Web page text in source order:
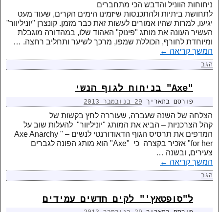
ניחוחות הווניל והדבש הכי מתחברים
לתחושת ביתיות ולהתכנסות שיזמינו הימים הקרים, שעוד מעט
יגיעו, למרות שהיו אמורים לעשות זאת כבר מזמן. קונצרן "יוניליוור"
העשיר העונה את מותג "פינוק" האהוד שלו, במהדורה מוגבלת
ומיוחדת לחורף, הכוללת שמפו, מרכך לשיער ותחליב רחצה. …
המשך קריאה ←
הגב
"Axe" בניחוח לגוף הנשי
פורסם בתאריך 29 בנובמבר 2013
הצלחה של השנה שעברה, שעוררה לחץ בקשות של
קהל הצרכניות – הביא את המותג "יוניליוור" להעלות שוב על
המדפים את תרסיס הגוף הדאודורנטי לנשים – " Axe Anarchy
for her" אזכיר בקצרה כי "Axe" הוא מותג הפונה לגברים
צעירים, ובשנה …
המשך קריאה ←
הגב
ל"סופטאץ'" לקים חדשים עמידים